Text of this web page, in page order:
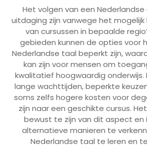
Het volgen van een Nederlandse
uitdaging zijn vanwege het
van cursussen in bepaalde
gebieden kunnen de opties voor
Nederlandse taal beperkt zijn,
kan zijn voor mensen om
kwalitatief hoogwaardig onderwijs.
lange wachttijden, beperkte
soms zelfs hogere kosten voor
zijn naar een geschikte cursus.
bewust te zijn van dit aspect en
alternatieve manieren te
Nederlandse taal te leren en